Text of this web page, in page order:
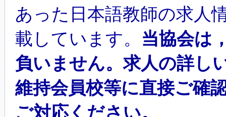
あった日本語教師の求人
載しています。 当協会は
負いません。求人の詳し
維持会員校等に直接ご確
ご対応ください。